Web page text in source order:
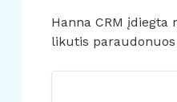
Hanna CRM
likutis